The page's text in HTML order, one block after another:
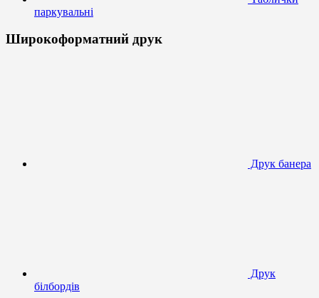
паркувальні
Широкоформатний друк
Друк банера
Друк
білбордів